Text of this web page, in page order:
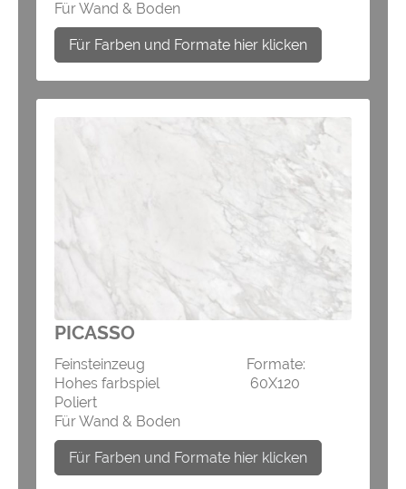
Für Wand & Boden
Für Farben und Formate hier klicken
PICASSO
Feinsteinzeug Formate:
Hohes farbspiel 60X120
Poliert
Für Wand & Boden
Für Farben und Formate hier klicken